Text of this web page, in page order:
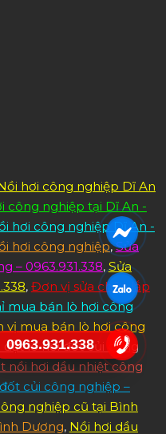
hơi công nghiệp Dĩ An
công nghiệp tại Dĩ An -
hơi công nghiệp Dĩ An -
hơi công nghiệp,Sửa
– 0963.931.338,Sửa
, Đơn vị sửa chữa lắp
mua bán lò hơi công
vị mua bán lò hơi công
đặt lò hơi đốt củi công
nồi hơi dầu nhiệt công
củi công nghiệp –
nghiệp cũ tại Bình
Dương, Nồi hơi dầu
0963.931.338